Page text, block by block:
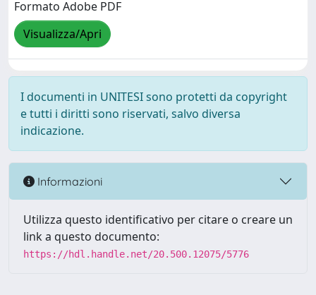
Formato Adobe PDF
Visualizza/Apri
I documenti in UNITESI sono protetti da copyright
e tutti i diritti sono riservati, salvo diversa
indicazione.
Informazioni
Utilizza questo identificativo per citare o creare un
link a questo documento:
https://hdl.handle.net/20.500.12075/5776